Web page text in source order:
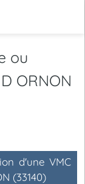
ou
ORNON
d'une VMC
(33140)